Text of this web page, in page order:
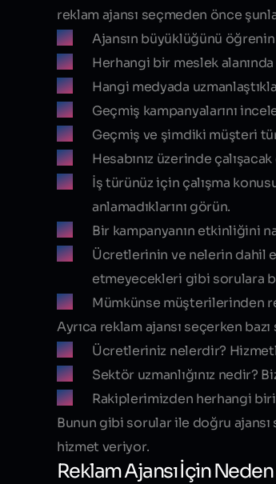
reklam ajansı seçmeden önce
Ajansın büyüklüğünü öğrenin
Herhangi bir meslek
Hangi medyada
Geçmiş kampanyalarını
Geçmiş ve şimdiki müşteri
Hesabınız üzerinde
İş türünüz için çalışma
anlamadıklarını görün.
Bir kampanyanın etkinliğini
Ücretlerinin ve nelerin dahil
etmeyecekleri gibi sorulara
Mümkünse müşterilerinden
Ayrıca reklam ajansı seçerken
Ücretleriniz nelerdir?
Sektör uzmanlığınız nedir?
Rakiplerimizden herhangi
Bunun gibi sorular ile doğru
hizmet veriyor.
Reklam Ajansı İçin